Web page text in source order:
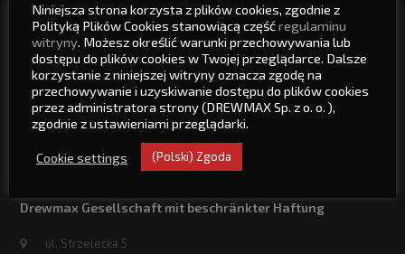
Seitenkarte
Startseite
Nachrichten
Service
Kontakt
Über uns
Drewmax Gesellschaft mit beschränkter Haftung
ul. Strzelecka 5
Niniejsza strona korzysta z plików cookies, zgodnie z
Polityką Plików Cookies stanowiącą częśćregulaminu
witryny. Możesz określić warunki przechowywania lub
dostępu do plików cookies w Twojej przeglądarce. Dalsze
korzystanie z niniejszej witryny oznacza zgodę na
przechowywanie i uzyskiwanie dostępu do plików cookies
przez administratora strony (DREWMAX Sp. z o. o. ),
zgodnie z ustawieniami przeglądarki.
Cookie settings (Polski) Zgoda